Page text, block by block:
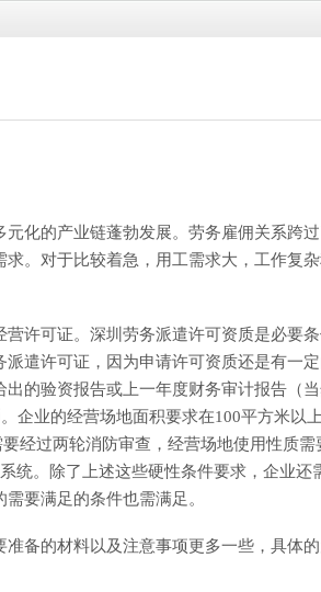
化的产业链蓬勃发展。劳务雇佣关系跨
。对于比较着急，用工需求大，工作复
许可证。深圳劳务派遣许可资质是必要
遣许可证，因为申请许可资质还是有一
的验资报告或上一年度财务审计报告（
企业的经营场地面积要求在100平方米以
经过两轮消防审查，经营场地使用性质
统。除了上述这些硬性条件要求，企业
要满足的条件也需满足。
备的材料以及注意事项更多一些，具体